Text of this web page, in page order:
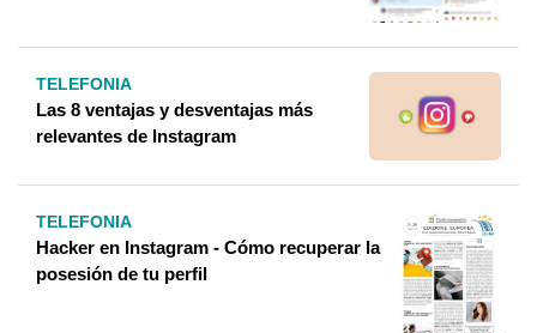
TELEFONIA
Las 8 ventajas y desventajas más
relevantes de Instagram
TELEFONIA
Hacker en Instagram - Cómo recuperar la
posesión de tu perfil